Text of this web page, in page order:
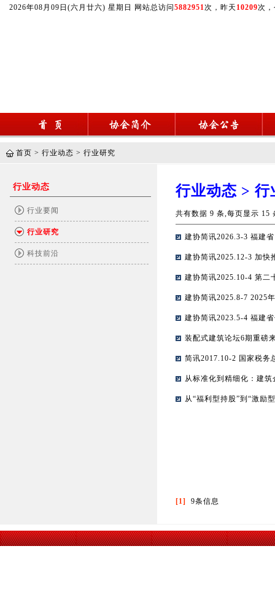
2026年08月09日(六月廿六) 星期日 网站总访问5882951次，昨天 10209次
首页 > 行业动态 > 行业研究
行业动态
行业要闻
行业研究
科技前沿
行业动态 > 行
共有数据 9 条,每页显示 15
建协简讯2026.3-3 福建
建协简讯2025.12-3 加
建协简讯2025.10-4 第二
建协简讯2025.8-7 2025
建协简讯2023.5-4 福建
装配式建筑论坛6期重磅
简讯2017.10-2 国家税务
从标准化到精细化：建
从“福利型持股”到“激励
[1] 9条信息